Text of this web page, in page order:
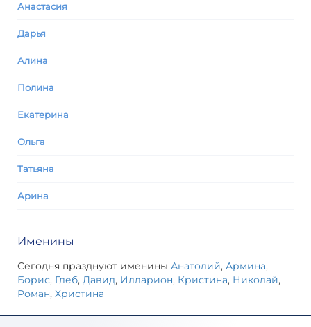
Анастасия
Дарья
Алина
Полина
Екатерина
Ольга
Татьяна
Арина
Именины
Сегодня празднуют именины Анатолий, Армина,
Борис, Глеб, Давид, Илларион, Кристина, Николай,
Роман, Христина